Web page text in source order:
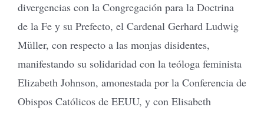
divergencias con la Congregación para la Doctrina
de la Fe y su Prefecto, el Cardenal Gerhard Ludwig
Müller, con respecto a las monjas disidentes,
manifestando su solidaridad con la teóloga feminista
Elizabeth Johnson, amonestada por la Conferencia de
Obispos Católicos de EEUU, y con Elisabeth